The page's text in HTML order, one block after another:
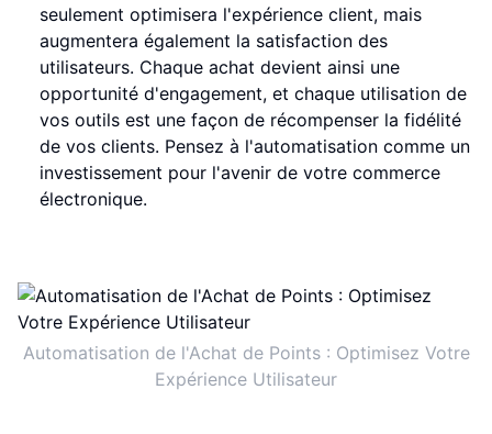
seulement optimisera l'expérience client, mais
augmentera également la satisfaction des
utilisateurs. Chaque achat devient ainsi une
opportunité d'engagement, et chaque utilisation de
vos outils est une façon de récompenser la fidélité
de vos clients. Pensez à l'automatisation comme un
investissement pour l'avenir de votre commerce
électronique.
Automatisation de l'Achat de Points : Optimisez Votre
Expérience Utilisateur